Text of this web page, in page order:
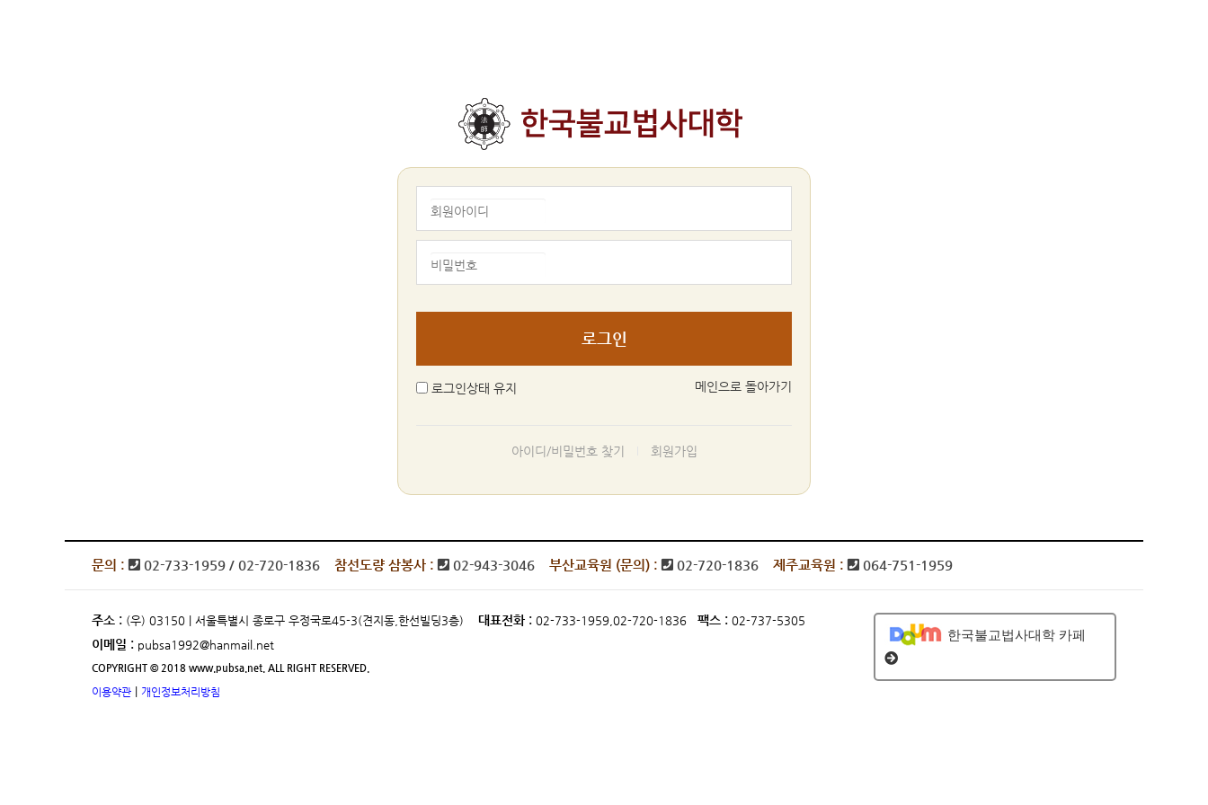
로그인상태 유지 메인으로 돌아가기
아이디/비밀번호 찾기 회원가입
문의 : 02-733-1959 / 02-720-1836 참선도량 삼봉사 : 02-943-3046 부산교육원 (문의) : 02-720-1836 제주교육원 : 064-751-1959
한국불교법사대학 카페
주소 : (우) 03150 | 서울특별시 종로구 우정국로45-3(견지동,한선빌딩3층) 대표전화 : 02-733-1959,02-720-1836 팩스 : 02-737-5305
이메일 : pubsa1992@hanmail.net
COPYRIGHT © 2018 www.pubsa.net. ALL RIGHT RESERVED.
이용약관 | 개인정보처리방침